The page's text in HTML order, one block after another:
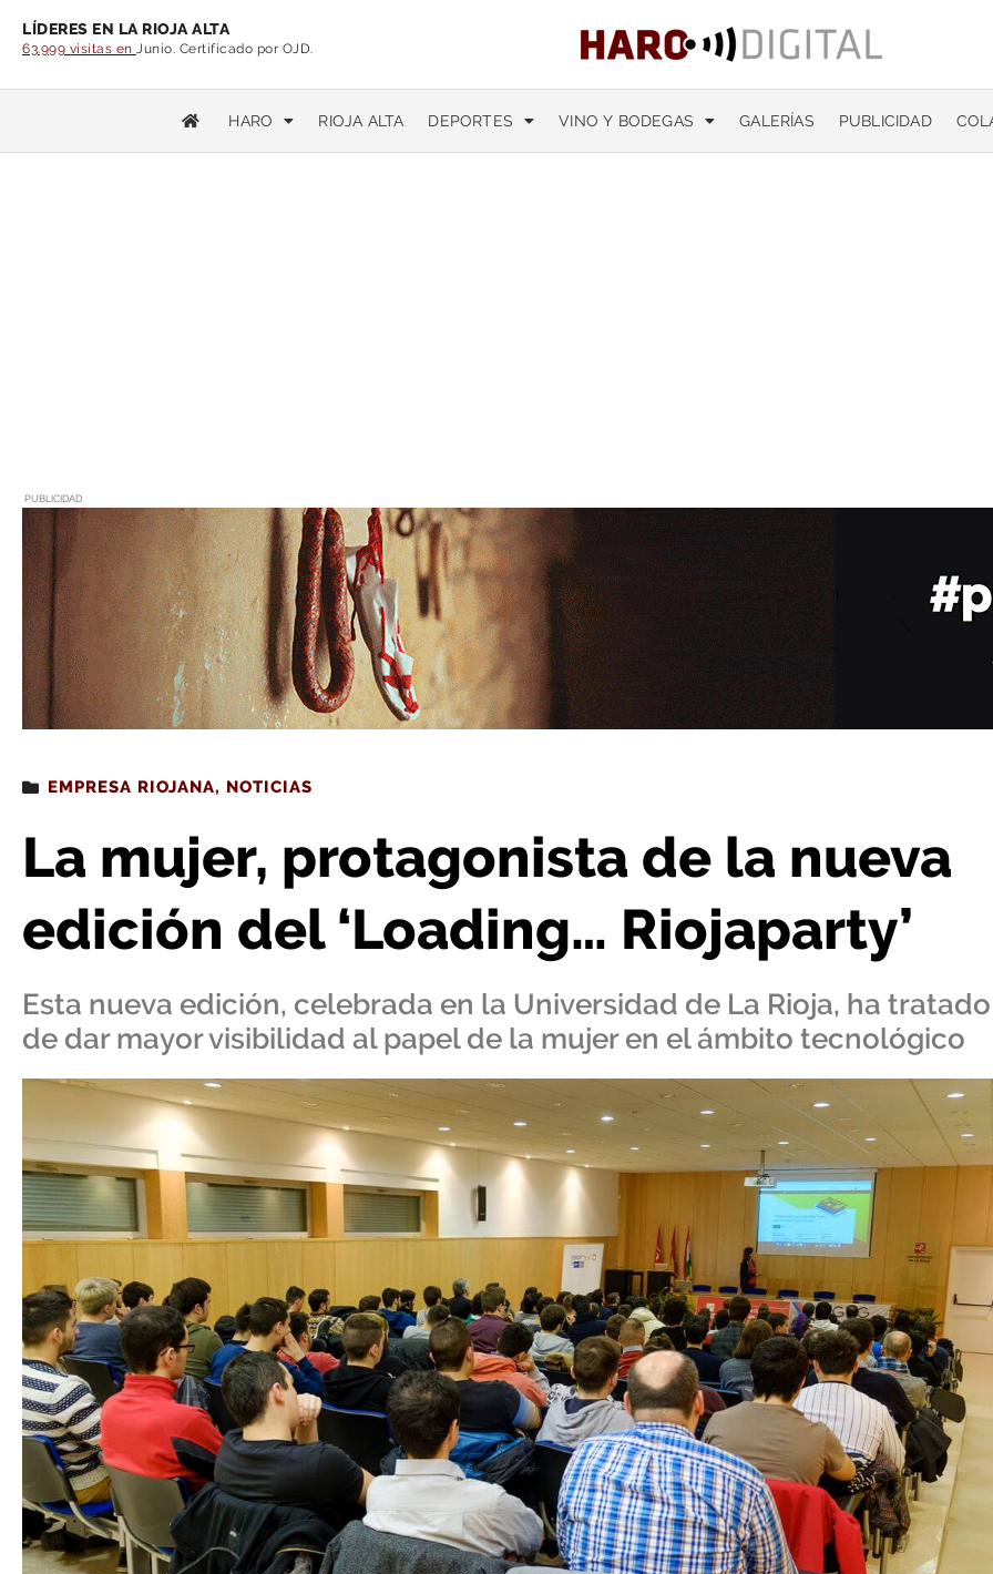
LÍDERES EN LA RIOJA ALTA
63.999 visitas en Junio. Certificado por OJD.
HARO RIOJA ALTA DEPORTES VINO Y BODEGAS GALERÍAS PUBLICIDAD
PUBLICIDAD
Estás leyendo: La mujer, protagonista de la nueva edición del ‘Loading… Riojaparty’
EMPRESA RIOJANA, NOTICIAS
La mujer, protagonista de la nueva
edición del ‘Loading… Riojaparty’
Esta nueva edición, celebrada en la Universidad de La Rioja, ha tratado
de dar mayor visibilidad al papel de la mujer en el ámbito tecnológico